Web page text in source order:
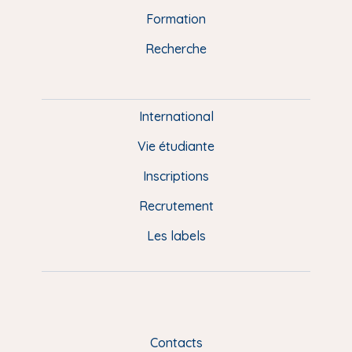
y
e
I
i
g
Formation
Recherche
International
Vie étudiante
Inscriptions
Recrutement
Les labels
Contacts